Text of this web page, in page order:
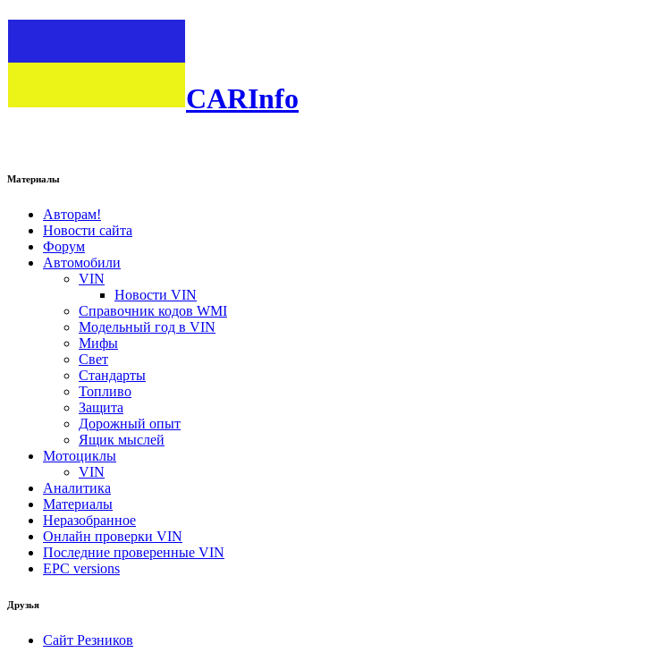
CARInfo
Материалы
Авторам!
Новости сайта
Форум
Автомобили
VIN
Новости VIN
Справочник кодов WMI
Модельный год в VIN
Мифы
Свет
Стандарты
Топливо
Защита
Дорожный опыт
Ящик мыслей
Мотоциклы
VIN
Аналитика
Материалы
Неразобранное
Онлайн проверки VIN
Последние проверенные VIN
EPC versions
Друзья
Сайт Резников